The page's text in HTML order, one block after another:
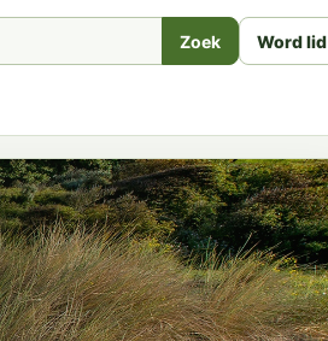
Zoek Word lid